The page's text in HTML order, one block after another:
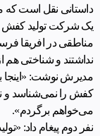
داستانی نقل است که
یک شرکت تولید کفش
مناطقی در افریقا
نداشتند و شناختی هم
مدیرش نوشت:
کفش را نمی‌شناسد و
می‌خواهم بر‌گردم».
نفر دوم پیغام داد: